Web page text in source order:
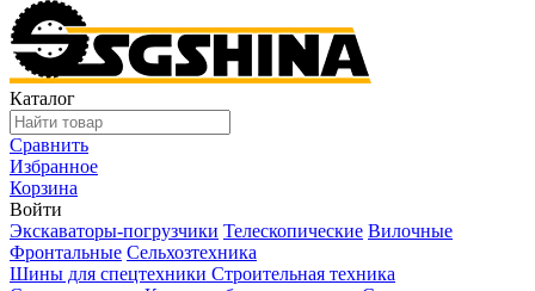
Каталог
Сравнить
Избранное
Корзина
Войти
Экскаваторы-погрузчики Телескопические Вилочные
Фронтальные Сельхозтехника
Шины для спецтехники Строительная техника